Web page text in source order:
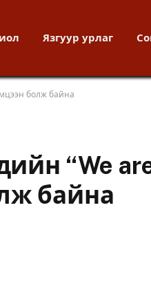
Язгуур урлаг
болж байна
“We
байна